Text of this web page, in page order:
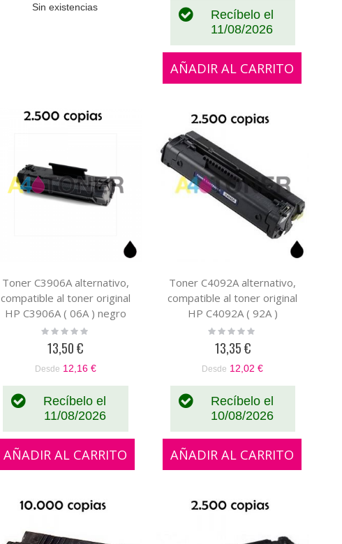
Sin existencias
Recíbelo el
11/08/2026
AÑADIR AL CARRITO
Toner C3906A alternativo,
compatible al toner original
HP C3906A ( 06A ) negro
Rating:
13,50 €
Desde 12,16 €
Recíbelo el
11/08/2026
AÑADIR AL CARRITO
Toner C4092A alternativo,
compatible al toner original
HP C4092A ( 92A )
Rating:
13,35 €
Desde 12,02 €
Recíbelo el
10/08/2026
AÑADIR AL CARRITO